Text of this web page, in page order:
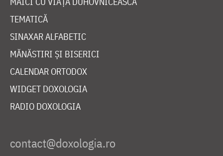
TEMATICĂ
SINAXAR ALFABETIC
MĂNĂSTIRI ȘI BISERICI
CALENDAR ORTODOX
WIDGET DOXOLOGIA
RADIO DOXOLOGIA